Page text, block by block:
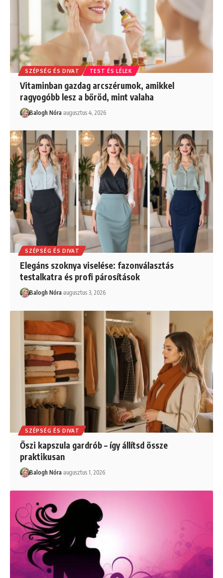
SZÉPSÉG ÉS DIVAT TEST ÉS LÉLEK
Vitaminban gazdag arcszérumok, amikkel
ragyogóbb lesz a bőröd, mint valaha
Balogh Nóra augusztus 4, 2026
SZÉPSÉG ÉS DIVAT
Elegáns szoknya viselése: fazonválasztás
testalkatra és profi párosítások
Balogh Nóra augusztus 3, 2026
SZÉPSÉG ÉS DIVAT
Őszi kapszula gardrób – így állítsd össze
praktikusan
Balogh Nóra augusztus 1, 2026